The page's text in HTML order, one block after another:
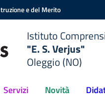
e del Merito
Istituto
"E. S. Verjus"
Oleggio (NO)
Servizi Novità